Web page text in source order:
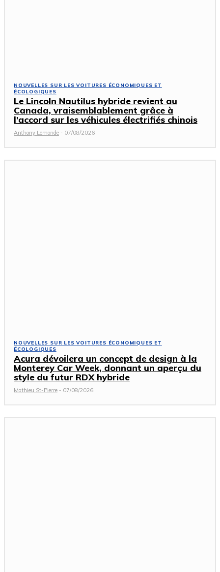
NOUVELLES SUR LES VOITURES ÉCONOMIQUES ET
ÉCOLOGIQUES
Le Lincoln Nautilus hybride revient au
Canada, vraisemblablement grâce à
l’accord sur les véhicules électrifiés chinois
Anthony Lemonde - 07/08/2026
NOUVELLES SUR LES VOITURES ÉCONOMIQUES ET
ÉCOLOGIQUES
Acura dévoilera un concept de design à la
Monterey Car Week, donnant un aperçu du
style du futur RDX hybride
Mathieu St-Pierre - 07/08/2026